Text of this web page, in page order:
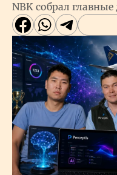
NBK собрал